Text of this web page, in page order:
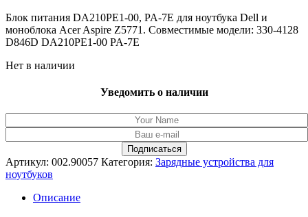
составляла
5,388.00₽.
4,939.00₽.
Блок питания DA210PE1-00, PA-7E для ноутбука Dell и
моноблока Acer Aspire Z5771. Совместимые модели: 330-4128
D846D DA210PE1-00 PA-7E
Нет в наличии
Уведомить о наличии
Артикул: 002.90057 Категория: Зарядные устройства для
ноутбуков
Описание